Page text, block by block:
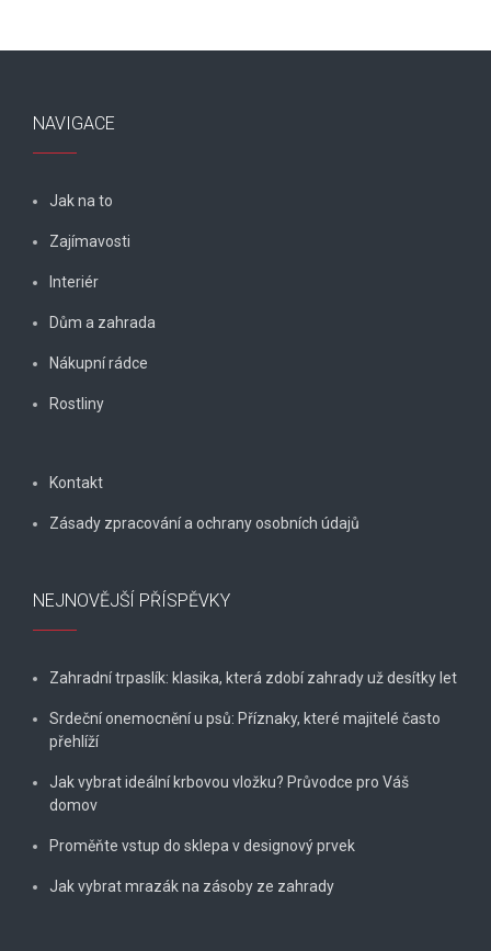
NAVIGACE
Jak na to
Zajímavosti
Interiér
Dům a zahrada
Nákupní rádce
Rostliny
Kontakt
Zásady zpracování a ochrany osobních údajů
NEJNOVĚJŠÍ PŘÍSPĚVKY
Zahradní trpaslík: klasika, která zdobí zahrady už desítky let
Srdeční onemocnění u psů: Příznaky, které majitelé často
přehlíží
Jak vybrat ideální krbovou vložku? Průvodce pro Váš
domov
Proměňte vstup do sklepa v designový prvek
Jak vybrat mrazák na zásoby ze zahrady